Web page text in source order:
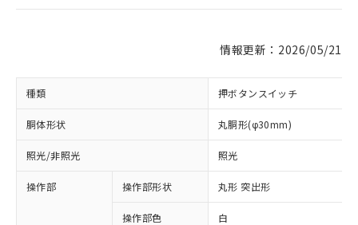
情報更新：2026/05/21
種類 押ボタンスイッチ
胴体形状 丸胴形(φ30mm)
照光/非照光 照光
操作部 操作部形状 丸形 突出形
操作部色 白